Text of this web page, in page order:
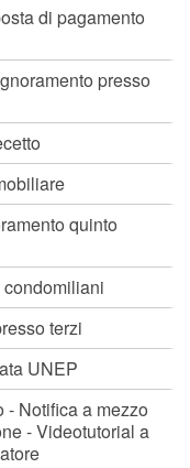
di pagamento
presso
quinto
terzi
UNEP
Notifica a mezzo
- Videotutorial a